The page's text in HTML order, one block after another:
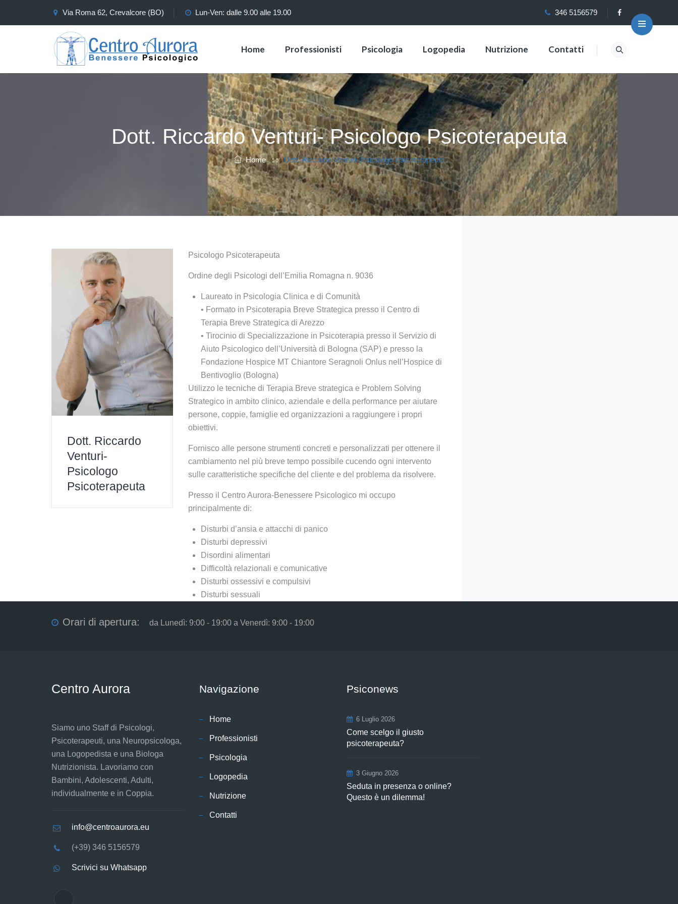
Via Roma 62, Crevalcore (BO) Lun-Ven: dalle 9.00 alle 19.00 346 5156579
Home Professionisti Psicologia Logopedia Nutrizione Contatti
Dott. Riccardo Venturi- Psicologo Psicoterapeuta
Home: :Dott. Riccardo Venturi- Psicologo Psicoterapeuta
Dott. Riccardo
Venturi-
Psicologo
Psicoterapeuta
Psicologo Psicoterapeuta
Ordine degli Psicologi dell’Emilia Romagna n. 9036
Laureato in Psicologia Clinica e di Comunità
• Formato in Psicoterapia Breve Strategica presso il Centro di
Terapia Breve Strategica di Arezzo
• Tirocinio di Specializzazione in Psicoterapia presso il Servizio di
Aiuto Psicologico dell’Università di Bologna (SAP) e presso la
Fondazione Hospice MT Chiantore Seragnoli Onlus nell’Hospice di
Bentivoglio (Bologna)
Utilizzo le tecniche di Terapia Breve strategica e Problem Solving
Strategico in ambito clinico, aziendale e della performance per aiutare
persone, coppie, famiglie ed organizzazioni a raggiungere i propri
obiettivi.
Fornisco alle persone strumenti concreti e personalizzati per ottenere il
cambiamento nel più breve tempo possibile cucendo ogni intervento
sulle caratteristiche specifiche del cliente e del problema da risolvere.
Presso il Centro Aurora-Benessere Psicologico mi occupo
principalmente di:
Disturbi d’ansia e attacchi di panico
Disturbi depressivi
Disordini alimentari
Difficoltà relazionali e comunicative
Disturbi ossessivi e compulsivi
Disturbi sessuali
Orari di apertura: da Lunedì: 9:00 - 19:00 a Venerdì: 9:00 - 19:00
Centro Aurora
Siamo uno Staff di Psicologi,
Psicoterapeuti, una Neuropsicologa,
una Logopedista e una Biologa
Nutrizionista. Lavoriamo con
Bambini, Adolescenti, Adulti,
individualmente e in Coppia.
info@centroaurora.eu
(+39) 346 5156579
Scrivici su Whatsapp
Navigazione
Home
Professionisti
Psicologia
Logopedia
Nutrizione
Contatti
Psiconews
6 Luglio 2026
Come scelgo il giusto
psicoterapeuta?
3 Giugno 2026
Seduta in presenza o online?
Questo è un dilemma!